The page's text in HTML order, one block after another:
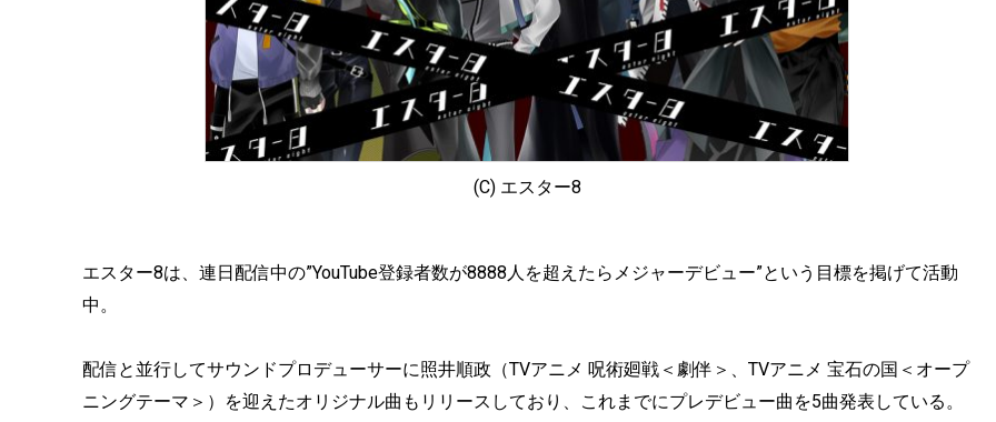
(C) エスター8
エスター8は、連日配信中の”YouTube登録者数が8888人を超えたらメジャーデビュー”という目標を掲げて活動
中。
配信と並行してサウンドプロデューサーに照井順政（TVアニメ 呪術廻戦＜劇伴＞、TVアニメ 宝石の国＜オープ
ニングテーマ＞）を迎えたオリジナル曲もリリースしており、これまでにプレデビュー曲を5曲発表している。